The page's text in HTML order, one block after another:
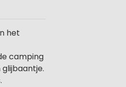
het
camping